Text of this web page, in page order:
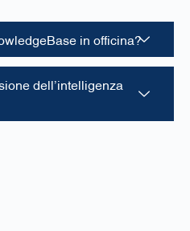
in officina?
dell’intelligenza